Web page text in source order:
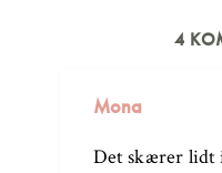
4
Mona
Det skærer lidt